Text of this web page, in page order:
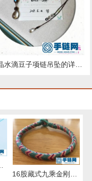
白水晶水滴豆子项链吊坠的详细缝制教程